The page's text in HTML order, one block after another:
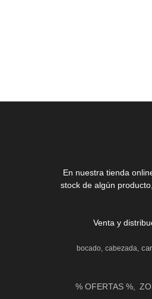
En nuestra tienda
stock de algún
Venta y
bocado cabezada
% OFERTAS %